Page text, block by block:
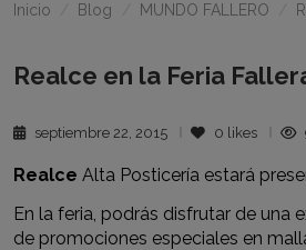
Inicio Blog MUNDO FALLERO
Realce en la Feria
septiembre 22, 2015 0 likes
Realce Alta Posticería estará
En la feria, podrás disfrutar de una
de promociones especiales en